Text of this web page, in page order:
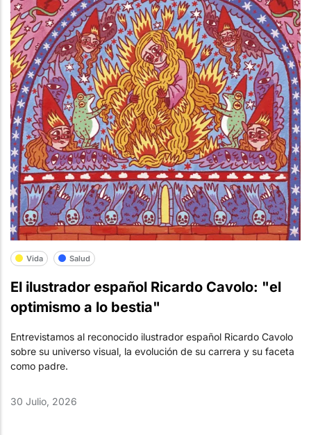
Vida Salud
El ilustrador español Ricardo Cavolo: "el
optimismo a lo bestia"
Entrevistamos al reconocido ilustrador español Ricardo Cavolo
sobre su universo visual, la evolución de su carrera y su faceta
como padre.
30 Julio, 2026